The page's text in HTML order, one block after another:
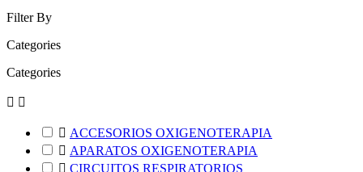
Filter By
Categories
Categories
 
 ACCESORIOS OXIGENOTERAPIA
 APARATOS OXIGENOTERAPIA
 CIRCUITOS RESPIRATORIOS